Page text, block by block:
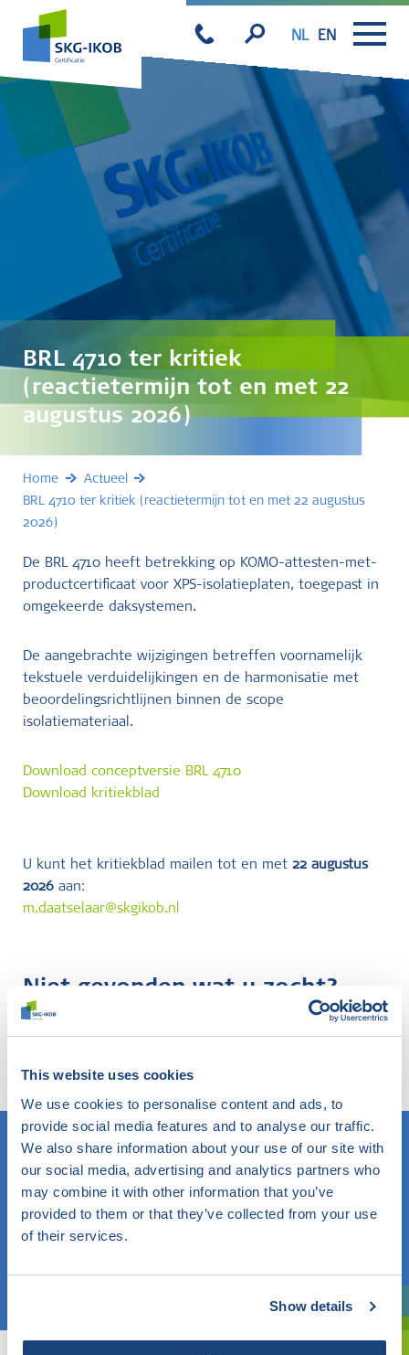
This website uses cookies
We use cookies to personalise content and ads, to
provide social media features and to analyse our traffic.
We also share information about your use of our site with
our social media, advertising and analytics partners who
may combine it with other information that you’ve
provided to them or that they’ve collected from your use
of their services.
Show details
NL EN
BRL 4710 ter kritiek
(reactietermijn tot en met 22
augustus 2026)
Home
Actueel
BRL 4710 ter kritiek (reactietermijn tot en met 22 augustus
2026)
De BRL 4710 heeft betrekking op KOMO-attesten-met-
productcertificaat voor XPS-isolatieplaten, toegepast in
omgekeerde daksystemen.
De aangebrachte wijzigingen betreffen voornamelijk
tekstuele verduidelijkingen en de harmonisatie met
beoordelingsrichtlijnen binnen de scope
isolatiemateriaal.
Download conceptversie BRL 4710
Download kritiekblad
U kunt het kritiekblad mailen tot en met 22 augustus
2026 aan:
m.daatselaar@skgikob.nl
Niet gevonden wat u zocht?
weten wat SKG-IKOB hierbinnen doet en weet.
Weet u wat u zoekt? Gebruik dan dit veld.
OF
Kies een onderwerp